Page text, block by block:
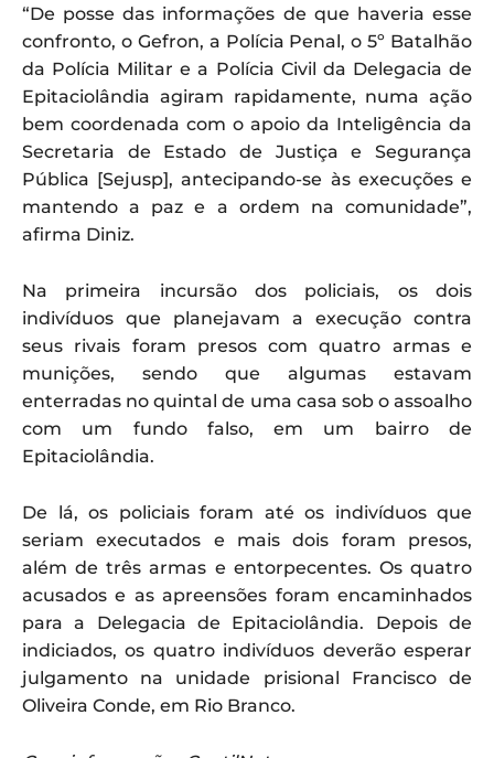
“De posse das informações de que haveria esse
confronto, o Gefron, a Polícia Penal, o 5º Batalhão
da Polícia Militar e a Polícia Civil da Delegacia de
Epitaciolândia agiram rapidamente, numa ação
bem coordenada com o apoio da Inteligência da
Secretaria de Estado de Justiça e Segurança
Pública [Sejusp], antecipando-se às execuções e
mantendo a paz e a ordem na comunidade”,
afirma Diniz.
Na primeira incursão dos policiais, os dois
indivíduos que planejavam a execução contra
seus rivais foram presos com quatro armas e
munições, sendo que algumas estavam
enterradas no quintal de uma casa sob o assoalho
com um fundo falso, em um bairro de
Epitaciolândia.
De lá, os policiais foram até os indivíduos que
seriam executados e mais dois foram presos,
além de três armas e entorpecentes. Os quatro
acusados e as apreensões foram encaminhados
para a Delegacia de Epitaciolândia. Depois de
indiciados, os quatro indivíduos deverão esperar
julgamento na unidade prisional Francisco de
Oliveira Conde, em Rio Branco.